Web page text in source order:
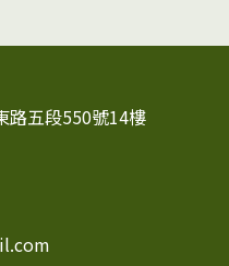
路五段550號14樓